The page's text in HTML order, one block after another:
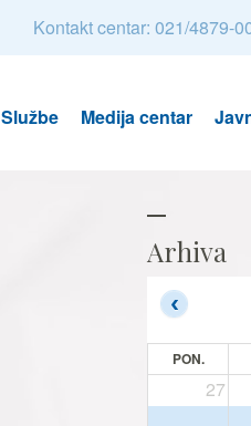
Kontakt centar: 021/4879-
Službe Medija centar
Arhiva
PON.
27